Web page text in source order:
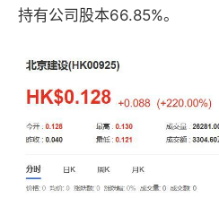
持有公司股本66.85%。